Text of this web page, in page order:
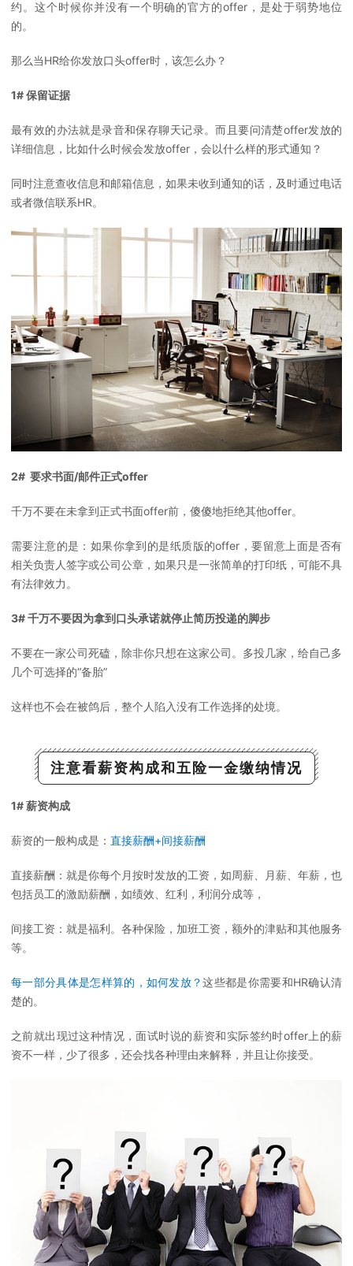
约。这个时候你并没有一个明确的官方的offer，是处于弱势地位
的。
那么当HR给你发放口头offer时，该怎么办？
1# 保留证据
最有效的办法就是录音和保存聊天记录。而且要问清楚offer发放的
详细信息，比如什么时候会发放offer，会以什么样的形式通知？
同时注意查收信息和邮箱信息，如果未收到通知的话，及时通过电话
或者微信联系HR。
2# 要求书面/邮件正式offer
千万不要在未拿到正式书面offer前，傻傻地拒绝其他offer。
需要注意的是：如果你拿到的是纸质版的offer，要留意上面是否有
相关负责人签字或公司公章，如果只是一张简单的打印纸，可能不具
有法律效力。
3# 千万不要因为拿到口头承诺就停止简历投递的脚步
不要在一家公司死磕，除非你只想在这家公司。多投几家，给自己多
几个可选择的“备胎”
这样也不会在被鸽后，整个人陷入没有工作选择的处境。
注意看薪资构成和五险一金缴纳情况
1# 薪资构成
薪资的一般构成是： 直接薪酬+间接薪酬
直接薪酬：就是你每个月按时发放的工资，如周薪、月薪、年薪，也
包括员工的激励薪酬，如绩效、红利，利润分成等，
间接工资：就是福利。各种保险，加班工资，额外的津贴和其他服务
等。
每一部分具体是怎样算的，如何发放？这些都是你需要和HR确认清
楚的。
之前就出现过这种情况，面试时说的薪资和实际签约时offer上的薪
资不一样，少了很多，还会找各种理由来解释，并且让你接受。